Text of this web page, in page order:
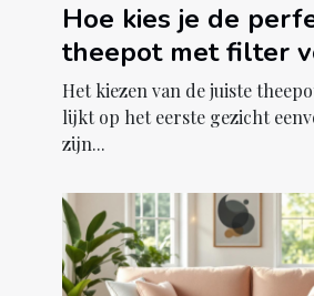
Hoe kies je de
theepot met filter
theeritueel?
Het kiezen van de juiste
lijkt op het eerste gezicht
zijn...